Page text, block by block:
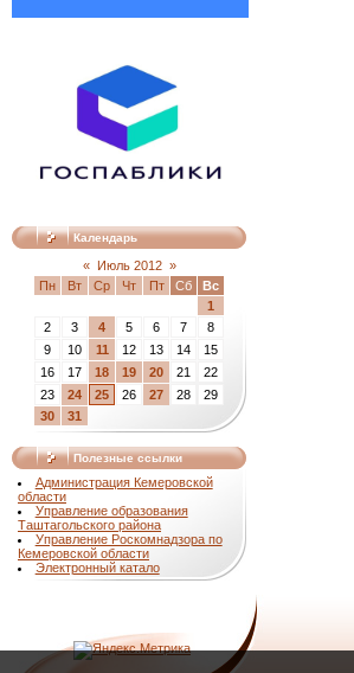
Календарь
« Июль 2012 »
Пн
Вт Ср Чт Пт Сб
Вс
1
2
3 4 5 6 7
8
9
10 11 12 13 14
15
16
17 18 19 20 21
22
23
24 25 26 27 28
29
30
31
Полезные ссылки
Администрация Кемеровской
области
Управление образования
Таштагольского района
Управление Роскомнадзора по
Кемеровской области
Электронный катало